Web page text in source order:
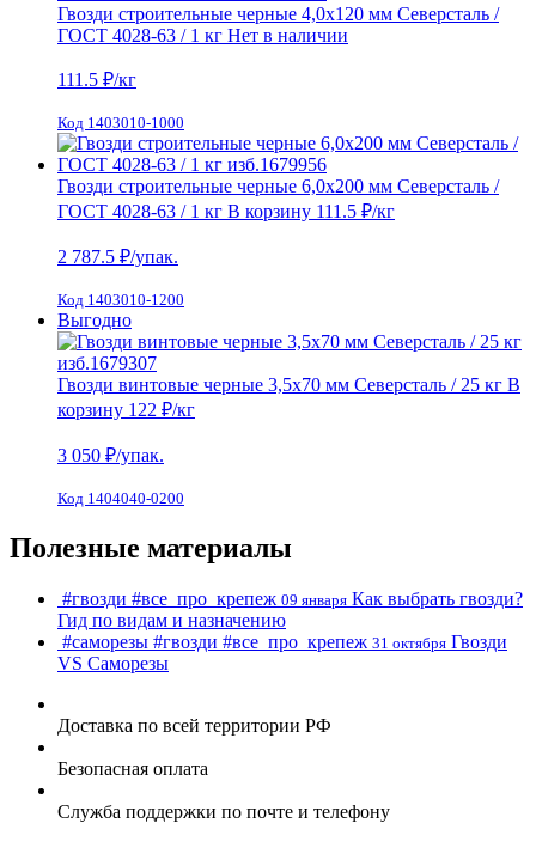
Гвозди строительные черные 4,0х120 мм Северсталь /
ГОСТ 4028-63 / 1 кг Нет в наличии
111.5 ₽/кг
Код 1403010-1000
Гвозди строительные черные 6,0х200 мм Северсталь /
ГОСТ 4028-63 / 1 кг В корзину 111.5 ₽/кг
2 787.5 ₽/упак.
Код 1403010-1200
Выгодно
Гвозди винтовые черные 3,5х70 мм Северсталь / 25 кг В
корзину 122 ₽/кг
3 050 ₽/упак.
Код 1404040-0200
Полезные материалы
#гвозди #все_про_крепеж 09 января Как выбрать гвозди?
Гид по видам и назначению
#саморезы #гвозди #все_про_крепеж 31 октября Гвозди
VS Cаморезы
Доставка по всей территории РФ
Безопасная оплата
Служба поддержки по почте и телефону